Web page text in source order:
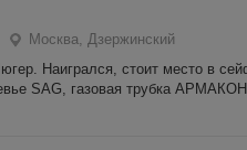
Москва, Дзержинский
Наигрался, стоит место в
SAG, газовая трубка